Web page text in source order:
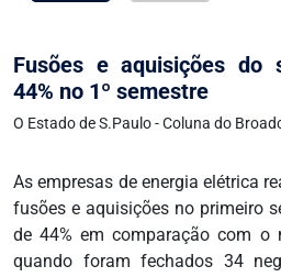
Fusões e aquisições do
44% no 1º semestre
O Estado de S.Paulo - Coluna do
As empresas de energia elétrica
fusões e aquisições no primeiro
de 44% em comparação com o
quando foram fechados 34